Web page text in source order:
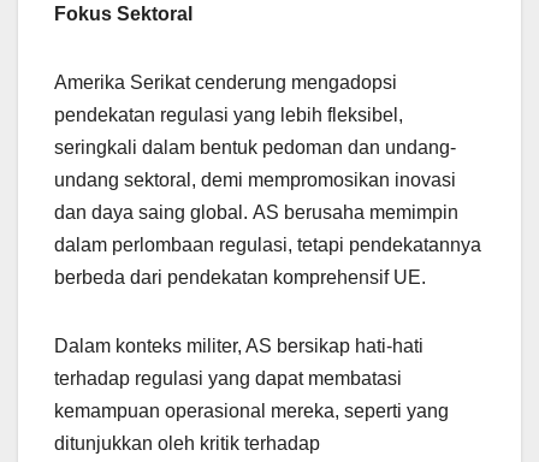
Fokus Sektoral
Amerika Serikat cenderung mengadopsi
pendekatan regulasi yang lebih fleksibel,
seringkali dalam bentuk pedoman dan undang-
undang sektoral, demi mempromosikan inovasi
dan daya saing global. AS berusaha memimpin
dalam perlombaan regulasi, tetapi pendekatannya
berbeda dari pendekatan komprehensif UE.
Dalam konteks militer, AS bersikap hati-hati
terhadap regulasi yang dapat membatasi
kemampuan operasional mereka, seperti yang
ditunjukkan oleh kritik terhadap